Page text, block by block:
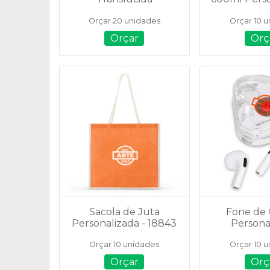
- 14739
Orçar 20 unidades
Orçar
Orçar 10
Sacola de Juta
Personalizada - 18843
Orçar 10 unidades
Orçar
Fone de
Case
Orçar 10